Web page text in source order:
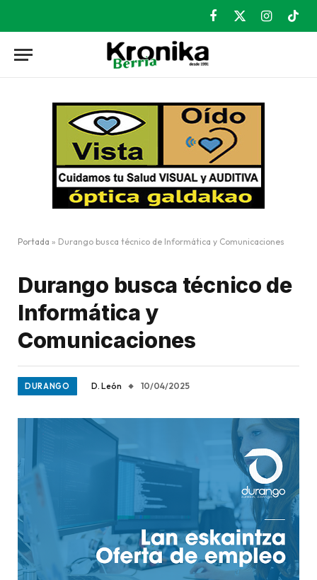
Facebook
X
Instagram
Portada » Durango busca técnico de Informática y Comunicaciones
Durango busca técnico de
Informática y
Comunicaciones
DURANGO D. León 10/04/2025